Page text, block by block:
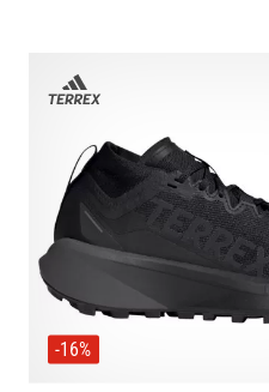
36⅔ 37⅓ 38 38⅔ 39⅓ 40 40⅔
-16%